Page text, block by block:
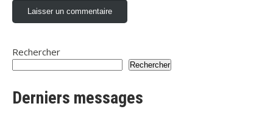
Rechercher
Rechercher
Derniers messages